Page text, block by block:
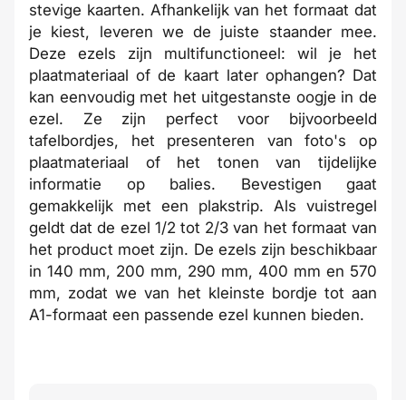
stevige kaarten. Afhankelijk van het formaat dat
je kiest, leveren we de juiste staander mee.
Deze ezels zijn multifunctioneel: wil je het
plaatmateriaal of de kaart later ophangen? Dat
kan eenvoudig met het uitgestanste oogje in de
ezel. Ze zijn perfect voor bijvoorbeeld
tafelbordjes, het presenteren van foto's op
plaatmateriaal of het tonen van tijdelijke
informatie op balies. Bevestigen gaat
gemakkelijk met een plakstrip. Als vuistregel
geldt dat de ezel 1/2 tot 2/3 van het formaat van
het product moet zijn. De ezels zijn beschikbaar
in 140 mm, 200 mm, 290 mm, 400 mm en 570
mm, zodat we van het kleinste bordje tot aan
A1-formaat een passende ezel kunnen bieden.